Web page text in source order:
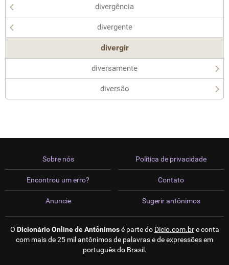
divergência
divergente
divergir
diversamente
diversão
Sobre nós
Encontrou um erro?
Anuncie
Política de privacidade
Contato
Sugerir antônimos
O Dicionário Online de Antônimosé parte do Dicio.com.bre conta
com mais de 25 mil antônimos de palavras e de expressões em
português do Brasil.